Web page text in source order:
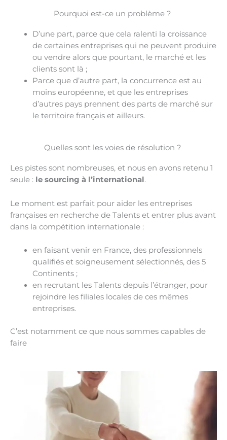
Pourquoi est-ce un problème ? ​
D’une part, parce que cela ralenti la croissance
de certaines entreprises qui ne peuvent produire
ou vendre alors que pourtant, le marché et les
clients sont là ;
Parce que d’autre part, la concurrence est au
moins européenne, et que les entreprises
d’autres pays prennent des parts de marché sur
le territoire français et ailleurs.
Quelles sont les voies de résolution ? ​
Les pistes sont nombreuses, et nous en avons retenu 1
seule : le sourcing à l’international.
Le moment est parfait pour aider les entreprises
françaises en recherche de Talents et entrer plus avant
dans la compétition internationale :
en faisant venir en France, des professionnels
qualifiés et soigneusement sélectionnés, des 5
Continents ;
en recrutant les Talents depuis l’étranger, pour
rejoindre les filiales locales de ces mêmes
entreprises.
C’est notamment ce que nous sommes capables de
faire